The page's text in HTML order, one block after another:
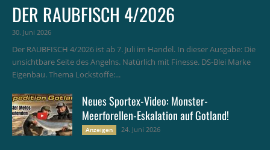
DER RAUBFISCH 4/2026
30. Juni 2026
Der RAUBFISCH 4/2026 ist ab 7. Juli im Handel. In dieser Ausgabe: Die
unsichtbare Seite des Angelns. Natürlich mit Finesse. DS-Blei Marke
Eigenbau. Thema Lockstoffe:...
Neues Sportex-Video: Monster-
Meerforellen-Eskalation auf Gotland!
Anzeigen 24. Juni 2026